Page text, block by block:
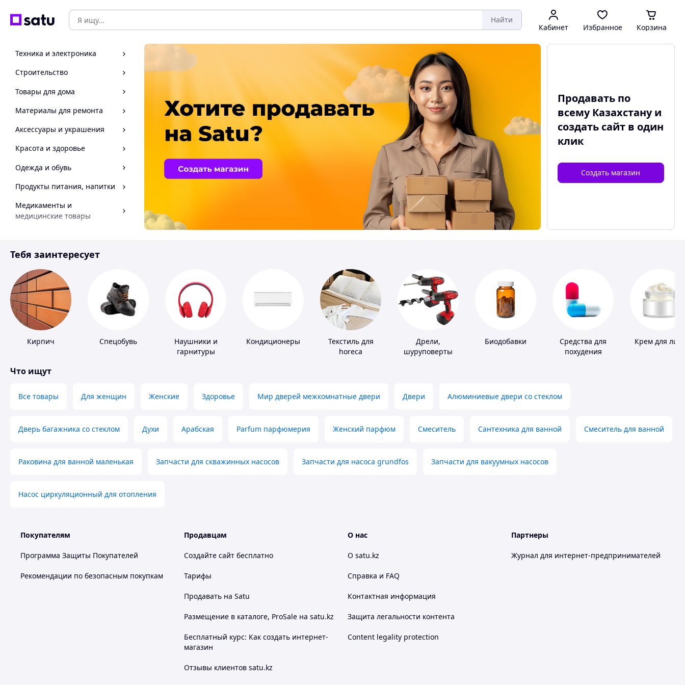
Найти
Кабинет Избранное Корзина
Техника и электроника
Строительство
Товары для дома
Материалы для ремонта
Аксессуары и украшения
Красота и здоровье
Одежда и обувь
Продукты питания, напитки
Медикаменты и
медицинские товары
Инструмент
Продавать по
всему Казахстану и
создать сайтв один
клик
Создать магазин
Тебя заинтересует
Кирпич Спецобувь
Наушники и
гарнитуры
Кондиционеры
Текстиль для
horeca
Дрели,
шуруповерты
Биодобавки
Средства для
похудения
Крем для
Что ищут
Все товары Для женщин Женские Здоровье Мир дверей межкомнатные двери Двери Алюминиевые двери со стеклом
Дверь багажника со стеклом Духи Арабская Parfum парфюмерия Женский парфюм Смеситель Сантехника для ванной Смеситель для ванной
Раковина для ванной маленькая Запчасти для скважинных насосов Запчасти для насоса grundfos Запчасти для вакуумных насосов
Насос циркуляционный для отопления
Покупателям
Программа Защиты Покупателей
Рекомендации по безопасным покупкам
Продавцам
Создайте сайт бесплатно
Тарифы
Продавать на Satu
Размещение в каталоге, ProSale на satu.kz
Бесплатный курс: Как создать интернет-
магазин
Отзывы клиентов satu.kz
О нас
О satu.kz
Справка и FAQ
Контактная информация
Защита легальности контента
Content legality protection
Партнеры
Журнал для интернет-предпринимателей